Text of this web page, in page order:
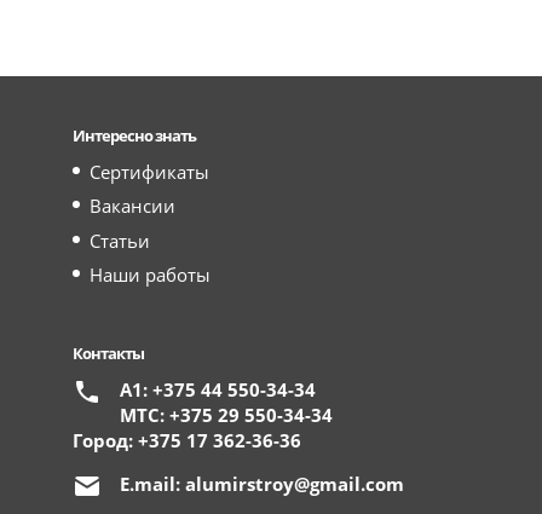
Интересно знать
Сертификаты
Вакансии
Статьи
Наши работы
Контакты
А1: +375 44 550-34-34
МТС: +375 29 550-34-34
Город: +375 17 362-36-36
E.mail: alumirstroy@gmail.com